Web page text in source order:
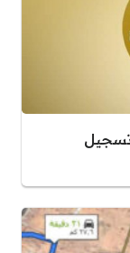
تسجيل